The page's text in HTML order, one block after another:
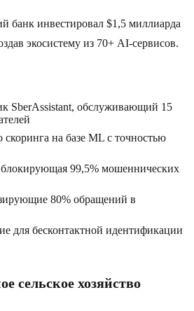
банк инвестировал $1,5 миллиарда
экосистему из 70+ AI-сервисов.
SberAssistant, обслуживающий 15
скоринга на базе ML с точностью
99,5% мошеннических
80% обращений в
для бесконтактной идентификации
сельское хозяйство